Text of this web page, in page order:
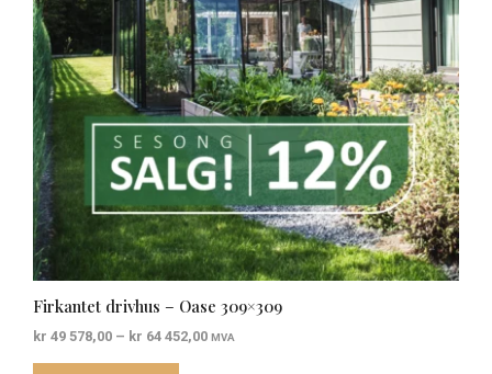
Firkantet drivhus – Oase 309×309
kr 49 578,00 – kr 64 452,00Prisområde:
MVA
kan
velges
på
produktsiden